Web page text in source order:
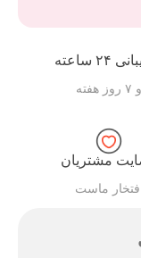
۲۴ ساعته
و ۷ روز هفته
مشتریان
افتخار ماست